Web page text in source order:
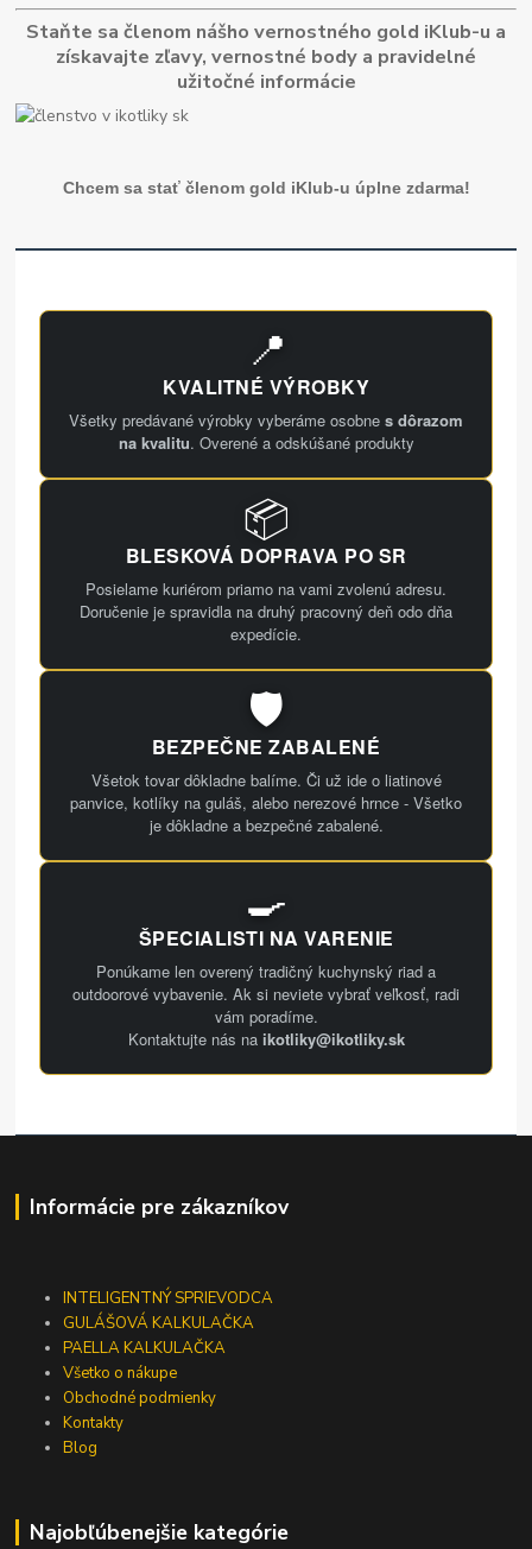
Staňte sa členom nášho vernostného gold iKlub-u a
získavajte zľavy, vernostné body a pravidelné
užitočné informácie
Chcem sa stať členom gold iKlub-u úplne zdarma!
📍
KVALITNÉ VÝROBKY
Všetky predávané výrobky vyberáme osobne s dôrazom
na kvalitu. Overené a odskúšané produkty
📦
BLESKOVÁ DOPRAVA PO SR
Posielame kuriérom priamo na vami zvolenú adresu.
Doručenie je spravidla na druhý pracovný deň odo dňa
expedície.
🛡️
BEZPEČNE ZABALENÉ
Všetok tovar dôkladne balíme. Či už ide o liatinové
panvice, kotlíky na guláš, alebo nerezové hrnce - Všetko
je dôkladne a bezpečné zabalené.
🍳
ŠPECIALISTI NA VARENIE
Ponúkame len overený tradičný kuchynský riad a
outdoorové vybavenie. Ak si neviete vybrať veľkosť, radi
vám poradíme.
Kontaktujte nás na ikotliky@ikotliky.sk
Informácie pre zákazníkov
INTELIGENTNÝ SPRIEVODCA
GULÁŠOVÁ KALKULAČKA
PAELLA KALKULAČKA
Všetko o nákupe
Obchodné podmienky
Kontakty
Blog
Najobľúbenejšie kategórie